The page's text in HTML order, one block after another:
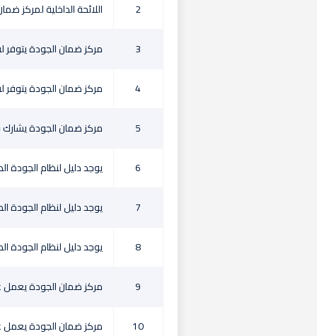
2 اللائحة الداخلية لمركز
3 مركز ضمان الجودة يتوفر
4 مركز ضمان الجودة يتوفر
5 مركز ضمان الجودة يشارك
6 يوجد دليل لنظام الجودة
7 يوجد دليل لنظام الجودة
8 يوجد دليل لنظام الجودة
9 مركز ضمان الجودة يعمل
10 مركز ضمان الجودة يعمل